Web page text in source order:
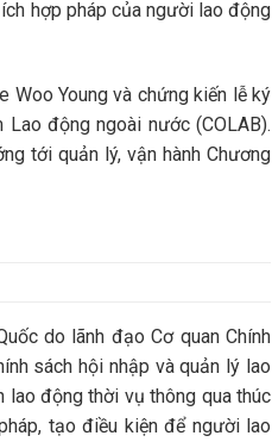
hợp pháp của người lao động
Woo Young và chứng kiến lễ ký
động ngoài nước (COLAB).
tới quản lý, vận hành Chương
do lãnh đạo Cơ quan Chính
sách hội nhập và quản lý lao
lao động thời vụ thông qua thúc
tạo điều kiện để người lao